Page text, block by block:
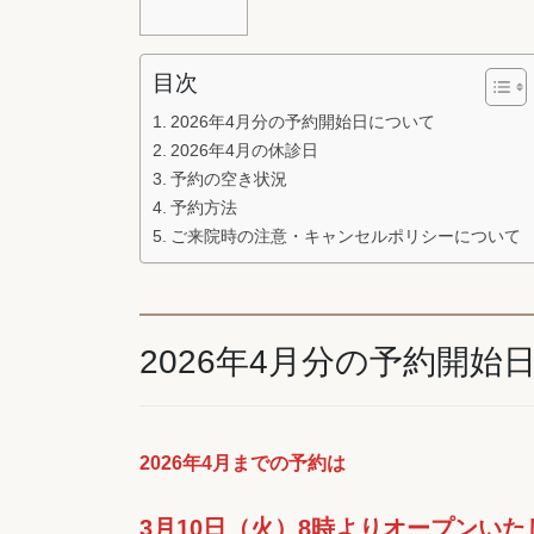
目次
2026年4月分の予約開始日について
2026年4月の休診日
予約の空き状況
予約方法
ご来院時の注意・キャンセルポリシーについて
2026年4月分の予約開始
2026年4月までの予約は
3月10日（火）8時よりオープンいた